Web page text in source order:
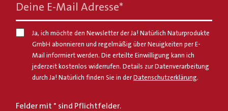
Deine E-Mail Adresse*
Ja, ich möchte den Newsletter der Ja! Natürlich Naturprodukte
GmbH abonnieren und regelmäßig über Neuigkeiten per E-
Mail informiert werden. Die erteilte Einwilligung kann ich
jederzeit kostenlos widerrufen. Details zur Datenverarbeitung
durch Ja! Natürlich finden Sie in der Datenschutzerklärung.
Felder mit * sind Pflichtfelder.